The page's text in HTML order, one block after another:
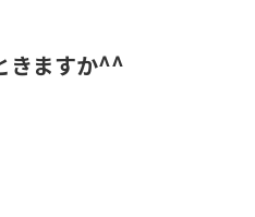
きますか^^